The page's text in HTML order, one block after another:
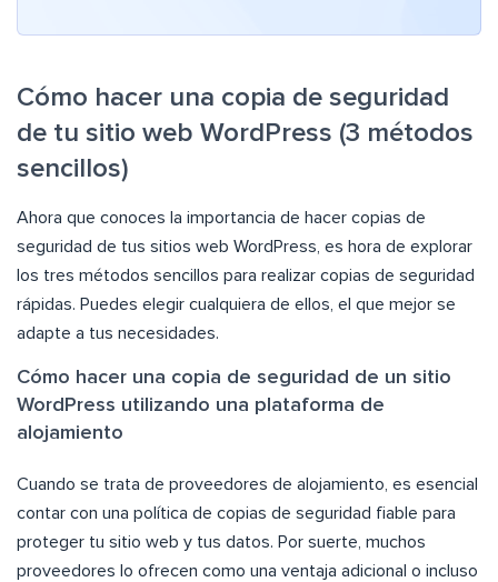
Cómo hacer una copia de seguridad
de tu sitio web WordPress (3 métodos
sencillos)
Ahora que conoces la importancia de hacer copias de
seguridad de tus sitios web WordPress, es hora de explorar
los tres métodos sencillos para realizar copias de seguridad
rápidas. Puedes elegir cualquiera de ellos, el que mejor se
adapte a tus necesidades.
Cómo hacer una copia de seguridad de un sitio
WordPress utilizando una plataforma de
alojamiento
Cuando se trata de proveedores de alojamiento, es esencial
contar con una política de copias de seguridad fiable para
proteger tu sitio web y tus datos. Por suerte, muchos
proveedores lo ofrecen como una ventaja adicional o incluso